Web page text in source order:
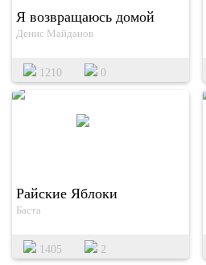
Я возвращаюсь домой
Денис Майданов
1210 0
Райские Яблоки
Баста
1405 2